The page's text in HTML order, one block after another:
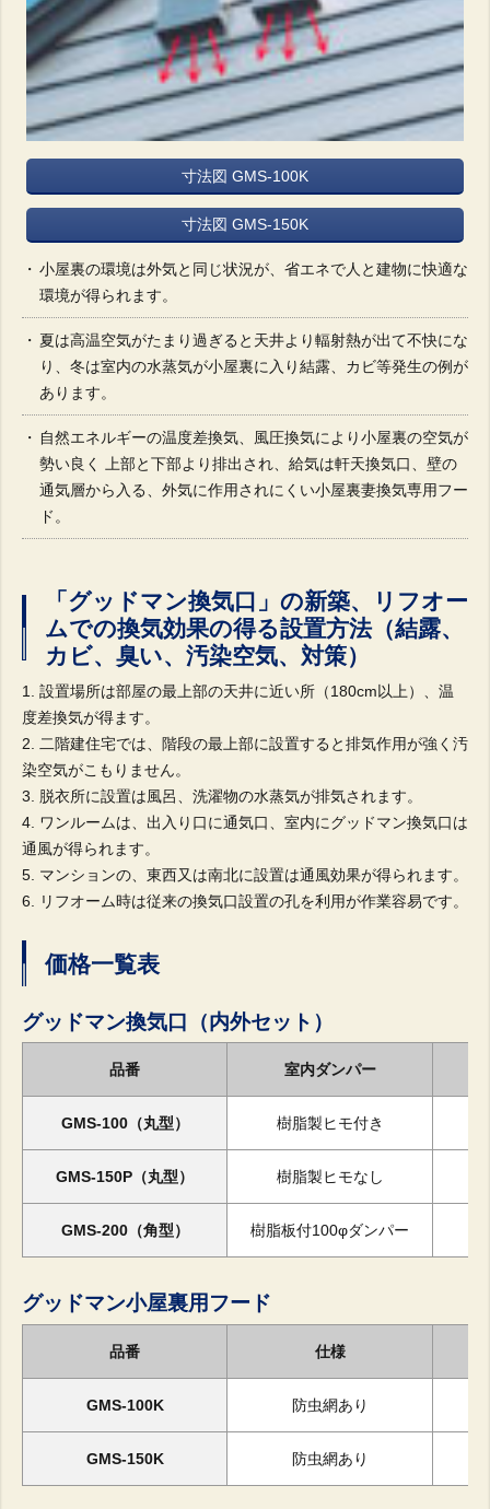
寸法図 GMS-100K
寸法図 GMS-150K
小屋裏の環境は外気と同じ状況が、省エネで人と建物に快適な
環境が得られます。
夏は高温空気がたまり過ぎると天井より輻射熱が出て不快にな
り、冬は室内の水蒸気が小屋裏に入り結露、カビ等発生の例が
あります。
自然エネルギーの温度差換気、風圧換気により小屋裏の空気が
勢い良く 上部と下部より排出され、給気は軒天換気口、壁の
通気層から入る、外気に作用されにくい小屋裏妻換気専用フー
ド。
「グッドマン換気口」の新築、リフオー
ムでの換気効果の得る設置方法（結露、
カビ、臭い、汚染空気、対策）
設置場所は部屋の最上部の天井に近い所（180cm以上）、温
度差換気が得ます。
二階建住宅では、階段の最上部に設置すると排気作用が強く汚
染空気がこもりません。
脱衣所に設置は風呂、洗濯物の水蒸気が排気されます。
ワンルームは、出入り口に通気口、室内にグッドマン換気口は
通風が得られます。
マンションの、東西又は南北に設置は通風効果が得られます。
リフオーム時は従来の換気口設置の孔を利用が作業容易です。
価格一覧表
グッドマン換気口（内外セット）
品番 室内ダンパー
GMS-100（丸型） 樹脂製ヒモ付き
GMS-150P（丸型） 樹脂製ヒモなし
GMS-200（角型） 樹脂板付100φダンパー
グッドマン小屋裏用フード
品番 仕様
GMS-100K 防虫網あり
GMS-150K 防虫網あり